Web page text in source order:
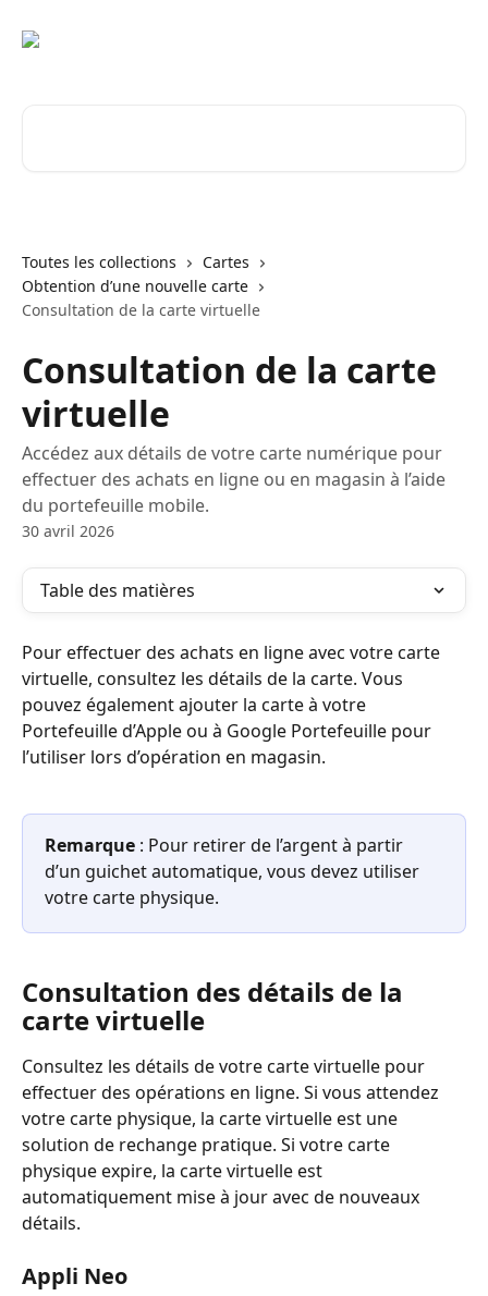
Toutes les collections
Cartes
Obtention d’une nouvelle carte
Consultation de la carte virtuelle
Consultation de la carte
virtuelle
Accédez aux détails de votre carte numérique pour
effectuer des achats en ligne ou en magasin à l’aide
du portefeuille mobile.
30 avril 2026
Table des matières
Pour effectuer des achats en ligne avec votre carte
virtuelle, consultez les détails de la carte. Vous
pouvez également ajouter la carte à votre
Portefeuille d’Apple ou à Google Portefeuille pour
l’utiliser lors d’opération en magasin.
Remarque : Pour retirer de l’argent à partir
d’un guichet automatique, vous devez utiliser
votre carte physique.
Consultation des détails de la
carte virtuelle
Consultez les détails de votre carte virtuelle pour
effectuer des opérations en ligne. Si vous attendez
votre carte physique, la carte virtuelle est une
solution de rechange pratique. Si votre carte
physique expire, la carte virtuelle est
automatiquement mise à jour avec de nouveaux
détails.
Appli Neo